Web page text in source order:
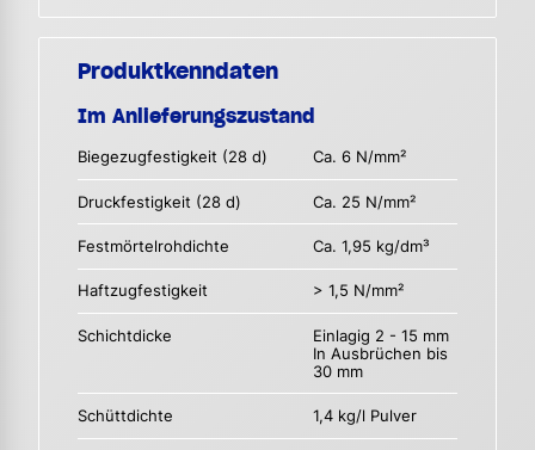
Produktkenndaten
Im Anlieferungszustand
Biegezugfestigkeit (28 d) Ca. 6 N/mm²
Druckfestigkeit (28 d) Ca. 25 N/mm²
Festmörtelrohdichte Ca. 1,95 kg/dm³
Haftzugfestigkeit > 1,5 N/mm²
Schichtdicke
Einlagig 2 - 15 mm
In Ausbrüchen bis
30 mm
Schüttdichte 1,4 kg/l Pulver